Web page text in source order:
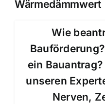
Wärmedämmwert
Wie
ein
unseren
Nerven,